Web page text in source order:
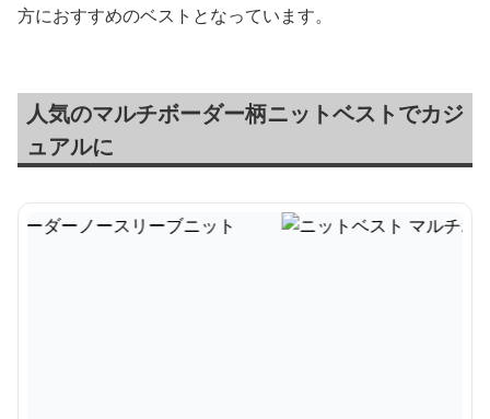
方におすすめのベストとなっています。
人気のマルチボーダー柄ニットベストでカジ
ュアルに